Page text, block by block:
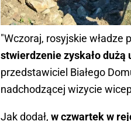
"Wczoraj, rosyjskie władze
stwierdzenie zyskało dużą
przedstawiciel Białego
nadchodzącej wizycie
Jak dodał, w czwartek w